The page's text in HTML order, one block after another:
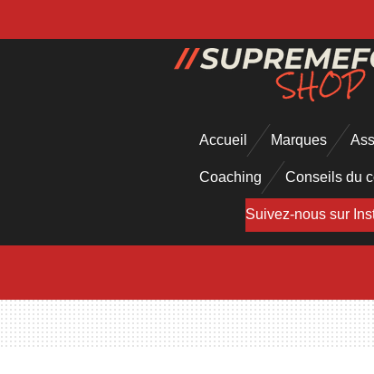
au
Accueil Marques
Coaching Conseils du
Suivez-nous sur